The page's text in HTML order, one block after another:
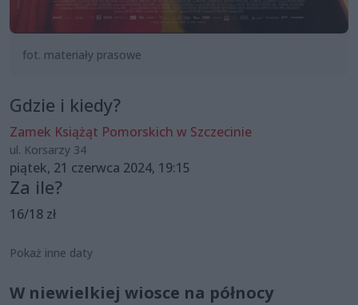
fot. materiały prasowe
Gdzie i kiedy?
Zamek Książąt Pomorskich w Szczecinie
ul. Korsarzy 34
piątek, 21 czerwca 2024, 19:15
Za ile?
16/18 zł
Pokaż inne daty
W niewielkiej wiosce na północy